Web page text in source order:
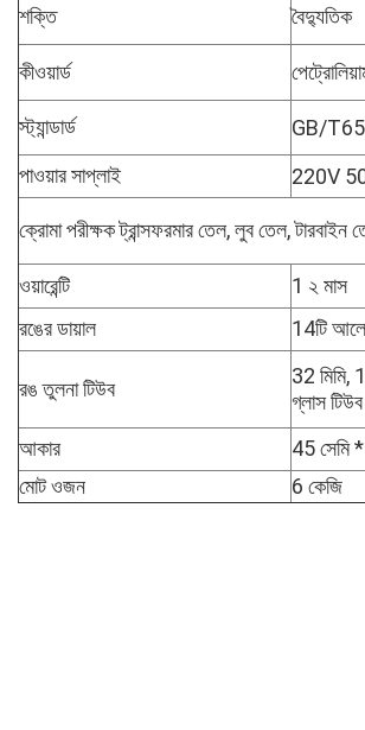
শক্তি বৈদ্যুতিক
কীওয়ার্ড
স্ট্যান্ডার্ড
GB/
পাওয়ার সাপ্লাই
220V
ক্রোমা পরীক্ষক ট্রান্সফরমার তেল, লুব তেল, টারবাইন
ওয়ারেন্টি
1 ২ মাস
রঙের ডায়াল
14টি
রঙ তুলনা টিউব
32 মিমি,
গ্লাস টিউব
আকার
45 সেমি
মোট ওজন
6 কেজি